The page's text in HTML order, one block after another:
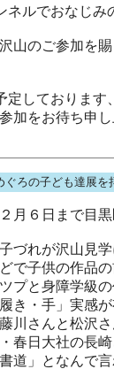
ルでおなじみ
山のご参加を
定しております
加をお待ち申し
ぐろの子ども達展を
月６日まで目黒
づれが沢山見
で子供の作品
プと身障学級
き・手」実感
川さんと松沢
春日大社の長
道」となんで